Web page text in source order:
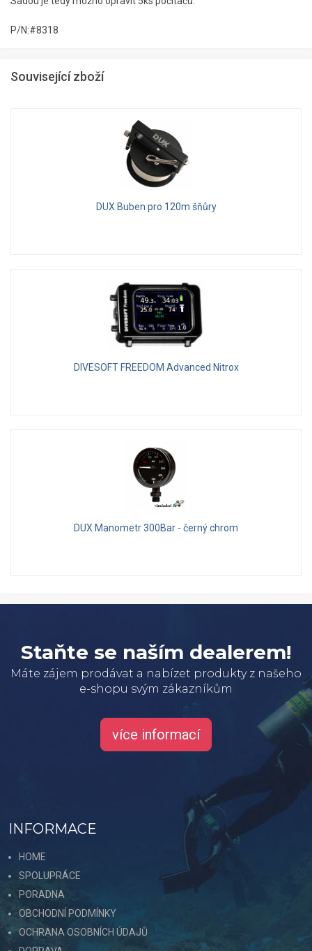
P/N:#8318
Související zboží
DUX Buben pro 120m šňůry
DIVESOFT FREEDOM Advanced Nitrox
DUX Manometr 300Bar - černý chrom
Staňte se naším dealerem!
Máte zájem prodávat a nabízet produkty z našeho
e-shopu svým zákazníkům
více informací
INFORMACE
HOME
SPOLUPRÁCE
PORADNA
OBCHODNÍ PODMÍNKY
OCHRANA OSOBNÍCH ÚDAJŮ